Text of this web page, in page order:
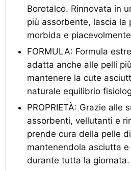
Borotalco. Rinnovata in
più assorbente, lascia la
morbida e
FORMULA: Formula
adatta anche alle pelli
mantenere la cute
naturale equilibrio
PROPRIETÀ: Grazie alle
assorbenti, vellutanti e
prende cura della pelle
mantenendola asciutta
durante tutta la giornata.